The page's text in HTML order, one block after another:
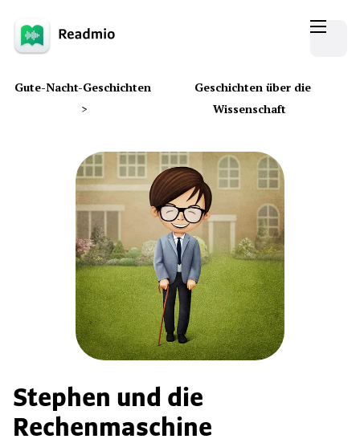
Gute-Nacht-Geschichten
>
Geschichten über die
Wissenschaft
Stephen und die
Rechenmaschine